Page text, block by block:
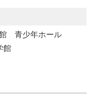
青少年ホール
館